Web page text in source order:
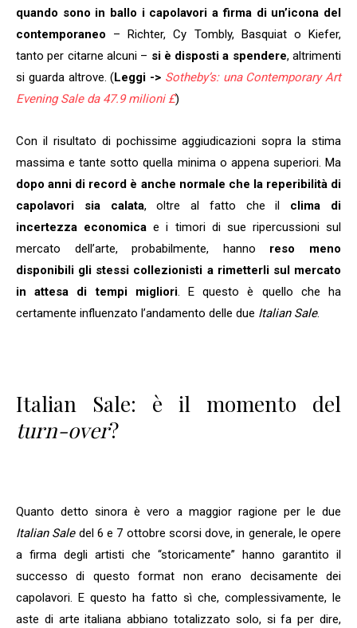
quando sono in ballo i capolavori a firma di un’icona del
contemporaneo – Richter, Cy Tombly, Basquiat o Kiefer,
tanto per citarne alcuni – si è disposti a spendere, altrimenti
si guarda altrove. (Leggi -> Sotheby’s: una Contemporary Art
Evening Sale da 47.9 milioni £)
Con il risultato di pochissime aggiudicazioni sopra la stima
massima e tante sotto quella minima o appena superiori. Ma
dopo anni di record è anche normale che la reperibilità di
capolavori sia calata, oltre al fatto che il clima di
incertezza economica e i timori di sue ripercussioni sul
mercato dell’arte, probabilmente, hanno reso meno
disponibili gli stessi collezionisti a rimetterli sul mercato
in attesa di tempi migliori. E questo è quello che ha
certamente influenzato l’andamento delle due Italian Sale.
Italian Sale: è il momento del
turn-over?
Quanto detto sinora è vero a maggior ragione per le due
Italian Saledel 6 e 7 ottobre scorsi dove, in generale, le opere
a firma degli artisti che “storicamente” hanno garantito il
successo di questo format non erano decisamente dei
capolavori. E questo ha fatto sì che, complessivamente, le
aste di arte italiana abbiano totalizzato solo, si fa per dire,